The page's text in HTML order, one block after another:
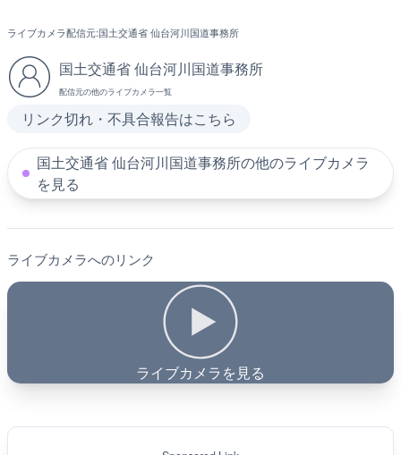
ライブカメラ配信元:国土交通省 仙台河川国道事務所
国土交通省 仙台河川国道事務所
配信元の他のライブカメラ一覧
リンク切れ・不具合報告はこちら
国土交通省 仙台河川国道事務所の他のライブカメラ
を見る
ライブカメラへのリンク
ライブカメラを見る